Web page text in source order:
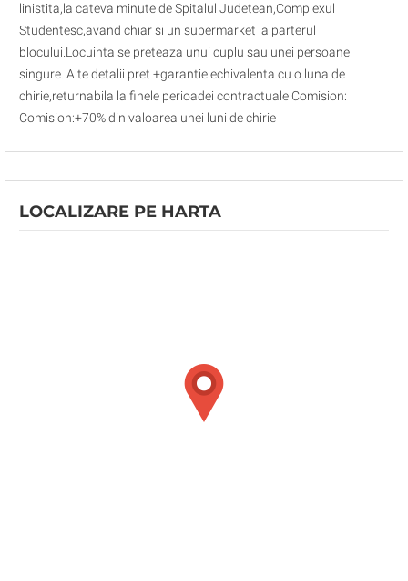
linistita,la cateva minute de Spitalul Judetean,Complexul
Studentesc,avand chiar si un supermarket la parterul
blocului.Locuinta se preteaza unui cuplu sau unei persoane
singure. Alte detalii pret +garantie echivalenta cu o luna de
chirie,returnabila la finele perioadei contractuale Comision:
Comision:+70% din valoarea unei luni de chirie
LOCALIZARE PE HARTA